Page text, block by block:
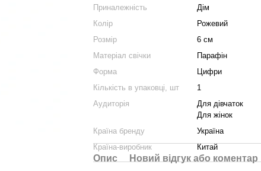
Приналежність
Дім
Колір
Рожевий
Розмір
6 см
Матеріал свічки
Парафін
Форма
Цифри
Кількість в упаковці, шт
1
Аудиторія
Для дівчаток
Для жінок
Країна бренду
Україна
Країна-виробник
Китай
Опис
Новий відгук або коментар